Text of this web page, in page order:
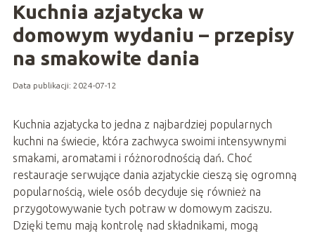
Kuchnia azjatycka w
domowym wydaniu – przepisy
na smakowite dania
Data publikacji: 2024-07-12
Kuchnia azjatycka to jedna z najbardziej popularnych
kuchni na świecie, która zachwyca swoimi intensywnymi
smakami, aromatami i różnorodnością dań. Choć
restauracje serwujące dania azjatyckie cieszą się ogromną
popularnością, wiele osób decyduje się również na
przygotowywanie tych potraw w domowym zaciszu.
Dzięki temu mają kontrolę nad składnikami, mogą